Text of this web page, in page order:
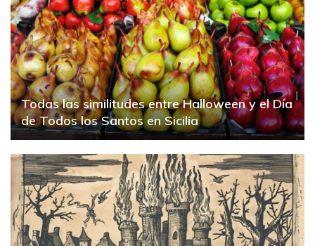
Todas las similitudes entre Halloween y el Día
de Todos los Santos en Sicilia